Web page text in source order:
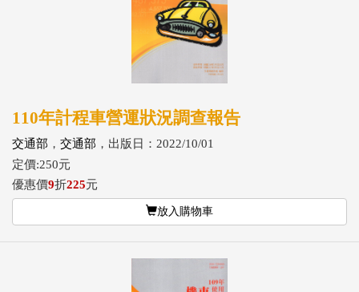
110年計程車營運狀況調查報告
交通部 ， 交通部 ，出版日：2022/10/01
定價:250元
優惠價9折225元
放入購物車